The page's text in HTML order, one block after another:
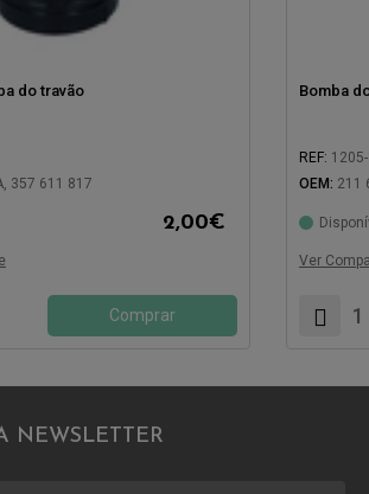
do travão
357 611 817
2,00€
Comprar
Bomba
REF:
OEM: 211
Ver
NEWSLETTER